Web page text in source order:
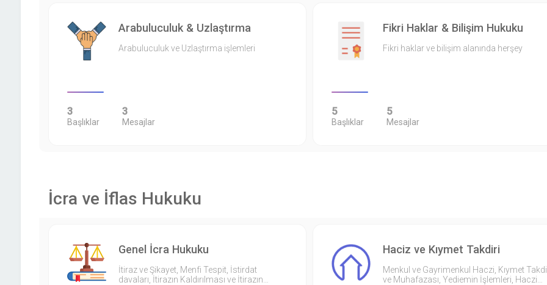
Arabuluculuk & Uzlaştırma
Arabuluculuk ve Uzlaştırma işlemleri
3
Başlıklar
3
Mesajlar
Fikri Haklar & Bilişim Hukuku
Fikri haklar ve bilişim alanında herşey
5
Başlıklar
5
Mesajlar
İcra ve İflas Hukuku
Genel İcra Hukuku
İtiraz ve Şikayet, Menfi Tespit, İstirdat
davaları, İtirazın Kaldırılması ve İtirazın…
Haciz ve Kıymet Takdiri
Menkul ve Gayrimenkul Haczi, Kıymet
ve Muhafazası, Yediemin İşlemleri, Haczi…